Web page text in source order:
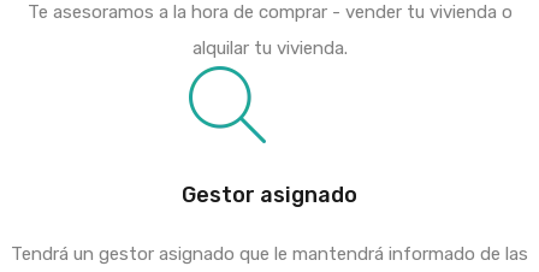
Te asesoramos a la hora de comprar - vender tu vivienda o
alquilar tu vivienda.
Gestor asignado
Tendrá un gestor asignado que le mantendrá informado de las